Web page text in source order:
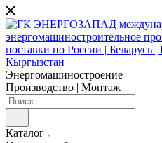
Энергомашиностроение
Производство | Монтаж
Каталог